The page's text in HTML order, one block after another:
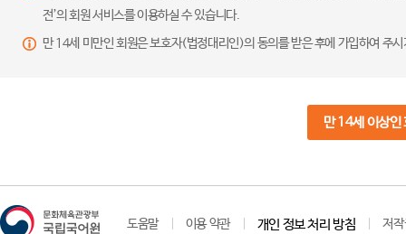
전’의 회원 서비스를 이용하실 수 있습니다.
만 14세 미만인 회원은 보호자(법정대리인)의 동의를 받은 후에 가입하여 주
만 14세 이상인
도움말 이용 약관 개인 정보 처리 방침 저